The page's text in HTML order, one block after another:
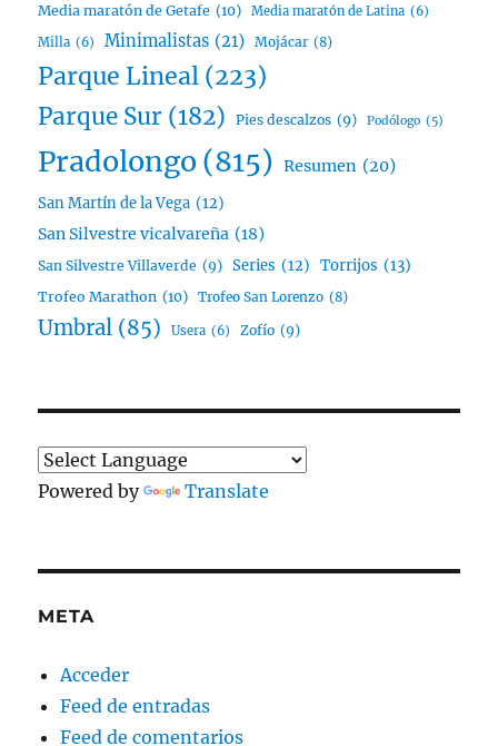
Media maratón de Getafe (10) Media maratón de Latina (6)
Milla (6) Minimalistas (21) Mojácar (8)
Parque Lineal (223)
Parque Sur (182) Pies descalzos (9) Podólogo (5)
Pradolongo(815) Resumen (20)
San Martín de la Vega (12)
San Silvestre vicalvareña (18)
San Silvestre Villaverde (9) Series (12) Torrijos (13)
Trofeo Marathon (10) Trofeo San Lorenzo (8)
Umbral (85) Usera (6) Zofío (9)
Powered by Translate
META
Acceder
Feed de entradas
Feed de comentarios